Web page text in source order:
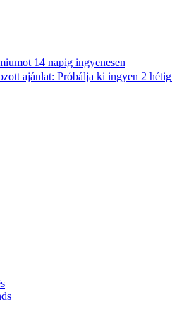
14 napig ingyenesen
ajánlat: Próbálja ki ingyen 2 hétig